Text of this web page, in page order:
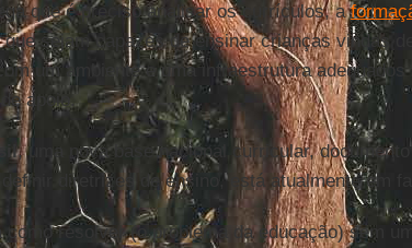
que é preciso analisar os currículos, a
que sejam capazes de ensinar crianças vindas
um ambiente e uma infraestrutura
apoio.
, uma nova base nacional curricular,
diretrizes de ensino, está atualmente em
como resolver (o problema da educação) sem